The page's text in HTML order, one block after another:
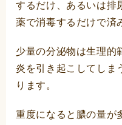
するだけ、あるいは排
薬で消毒するだけで済
少量の分泌物は生理的
炎を引き起こしてしま
ります。
重度になると膿の量が